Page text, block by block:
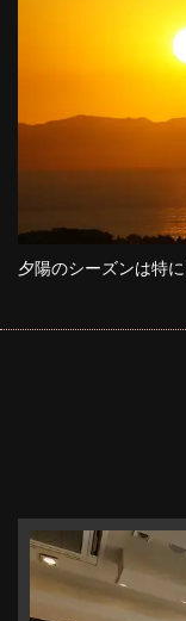
夕陽のシーズンは特
新潟県新潟市中央区